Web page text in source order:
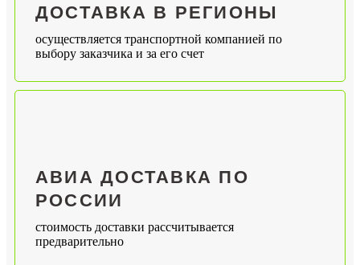
ДОСТАВКА В РЕГИОНЫ
осуществляется транспортной компанией по
выбору заказчика и за его счет
АВИА ДОСТАВКА ПО
РОССИИ
стоимость доставки рассчитывается
предварительно